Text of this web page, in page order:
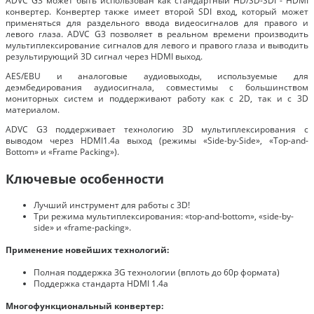
конвертер. Конвертер также имеет второй SDI вход, который может
применяться для раздельного ввода видеосигналов для правого и
левого глаза. ADVC G3 позволяет в реальном времени производить
мультиплексирование сигналов для левого и правого глаза и выводить
результирующий 3D сигнал через HDMI выход.
AES/EBU и аналоговые аудиовыходы, используемые для
деэмбедирования аудиосигнала, совместимы с большинством
мониторных систем и поддерживают работу как c 2D, так и с 3D
материалом.
ADVC G3 поддерживает технологию 3D мультиплексирования с
выводом через HDMI1.4a выход (режимы «Side-by-Side», «Top-and-
Bottom» и «Frame Packing»).
Ключевые особенности
Лучший инструмент для работы с 3D!
Три режима мультиплексирования: «top-and-bottom», «side-by-
side» и «frame-packing».
Применение новейших технологий:
Полная поддержка 3G технологии (вплоть до 60p формата)
Поддержка стандарта HDMI 1.4a
Многофункциональный конвертер: